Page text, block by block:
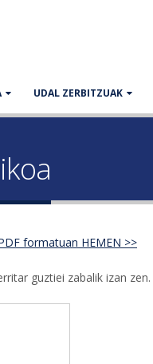
UDAL ZERBITZUAK
formatuan HEMEN >>
guztiei zabalik izan zen.